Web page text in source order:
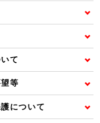
て
等
について